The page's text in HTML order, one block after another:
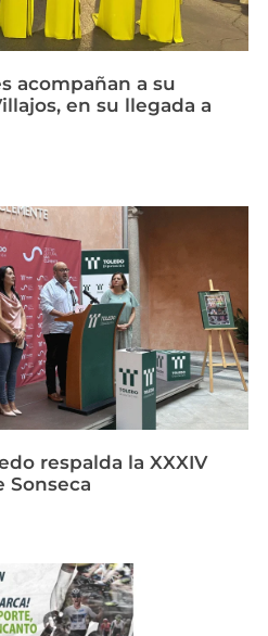
acompañan a su
en su llegada a
respalda la XXXIV
Sonseca